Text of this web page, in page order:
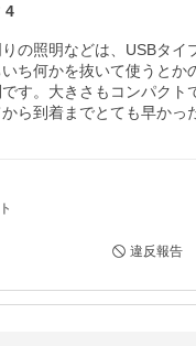
4
の照明などは、USBタイ
ち何かを抜いて使うとか
す。大きさもコンパクト
ら到着までとても早かっ
違反報告